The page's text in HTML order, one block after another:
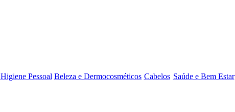
Higiene Pessoal Beleza e Dermocosméticos Cabelos Saúde e Bem Estar